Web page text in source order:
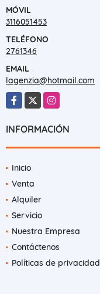
MÓVIL
3116051453
TELÉFONO
2761346
EMAIL
lagenzia@hotmail.com
Facebook
X Instagram
INFORMACIÓN
Inicio
Venta
Alquiler
Servicio
Nuestra Empresa
Contáctenos
Políticas de privacidad